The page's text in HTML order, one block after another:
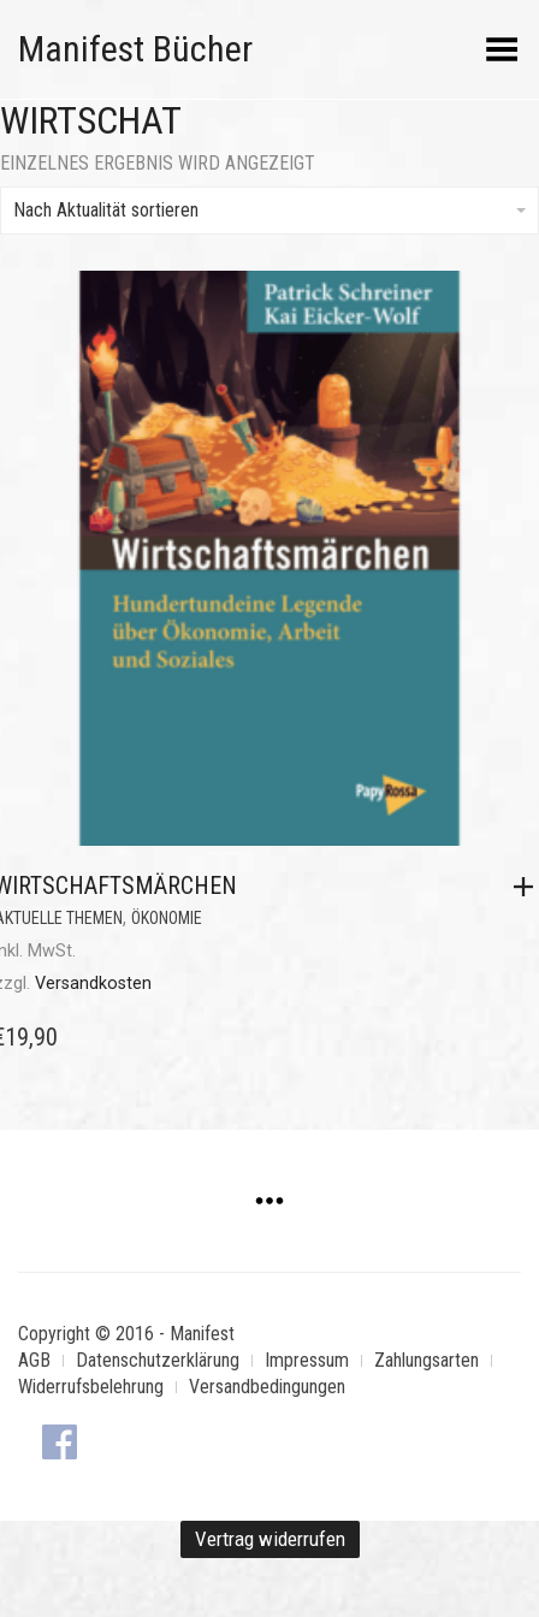
Manifest Bücher Menü umschalten
WIRTSCHAT
EINZELNES ERGEBNIS WIRD ANGEZEIGT
Nach Aktualität sortieren
THEMEN, ÖKONOMIE
MwSt.
Versandkosten
19,90
Copyright © 2016 - Manifest
AGB
Datenschutzerklärung Impressum
Zahlungsarten
Widerrufsbelehrung
Versandbedingungen
Vertrag widerrufen